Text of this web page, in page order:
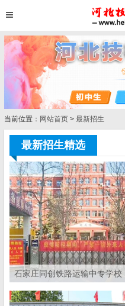
当前位置： 网站首页 > 最新招生
最新招生精选
石家庄同创铁路运输中专学校
2026年招生简章